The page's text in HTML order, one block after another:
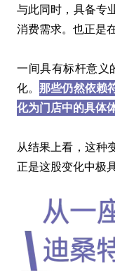
与此同时，具备专
消费需求。也正是
一间具有标杆意义
化。那些仍然依赖
化为门店中的具体
从结果上看，这种
正是这股变化中极